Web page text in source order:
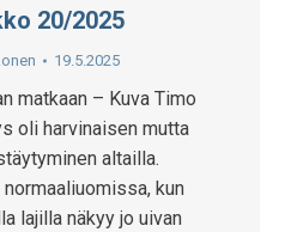
20/2025
19.5.2025
matkaan – Kuva Timo
oli harvinaisen mutta
altailla.
kun
lajilla näkyy jo uivan